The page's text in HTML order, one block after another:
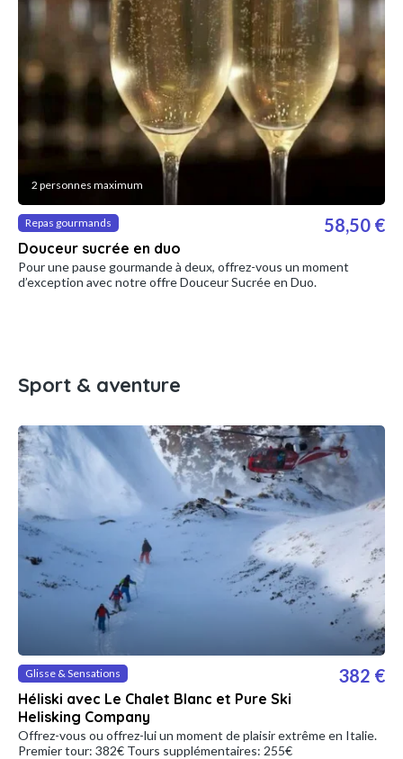
2 personnes maximum
Repas gourmands
Douceur sucrée en duo
58,50 €
Pour une pause gourmande à deux, offrez-vous un moment
d’exception avec notre offre Douceur Sucrée en Duo.
Sport & aventure
Glisse & Sensations
Héliski avec Le Chalet Blanc et Pure Ski
Helisking Company
382 €
Offrez-vous ou offrez-lui un moment de plaisir extrême en Italie.
Premier tour: 382€ Tours supplémentaires: 255€